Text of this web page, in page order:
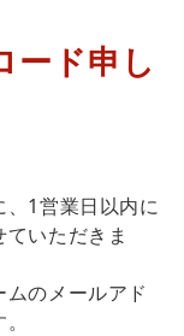
ード申し
、1営業日以内に
いただきま
のメールアド